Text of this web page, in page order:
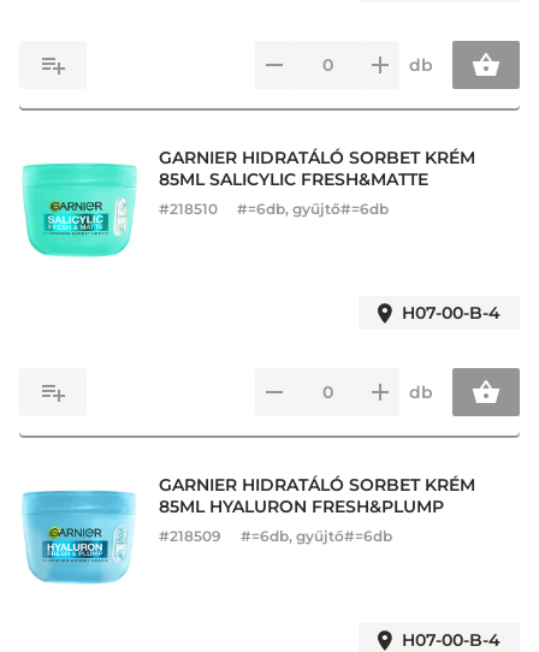
db
GARNIER HIDRATÁLÓ SORBET KRÉM
85ML SALICYLIC FRESH&MATTE
#218510 #=6db, gyűjtő#=6db
H07-00-B-4
db
GARNIER HIDRATÁLÓ SORBET KRÉM
85ML HYALURON FRESH&PLUMP
#218509 #=6db, gyűjtő#=6db
H07-00-B-4